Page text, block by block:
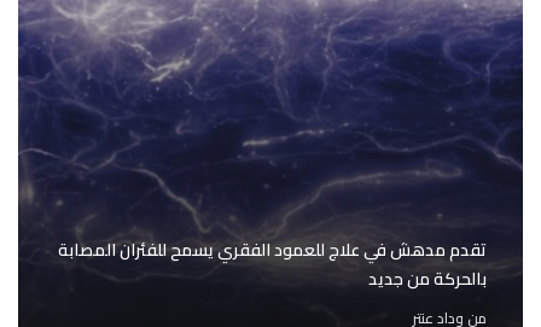
تقدم مدهش في علاج للعمود الفقري يسمح للفئران المصابة
بالحركة من جديد
من وداد عنتر